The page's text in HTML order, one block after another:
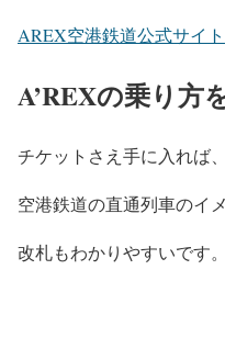
AREX空港鉄道公式サイト
A’REXの乗り方
チケットさえ手に入れば
空港鉄道の直通列車のイ
改札もわかりやすいです。